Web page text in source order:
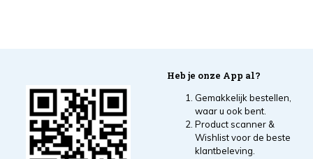
Heb je onze App al?
Gemakkelijk bestellen,
waar u ook bent.
Product scanner &
Wishlist voor de beste
klantbeleving.